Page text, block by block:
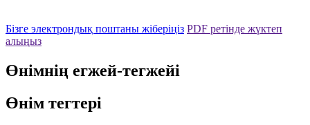
Бізге электрондық поштаны жіберіңіз PDF ретінде жүктеп
алыңыз
Өнімнің егжей-тегжейі
Өнім тегтері